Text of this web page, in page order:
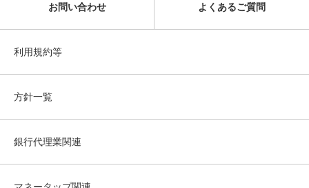
お問い合わせ よくあるご質問
利用規約等
方針一覧
銀行代理業関連